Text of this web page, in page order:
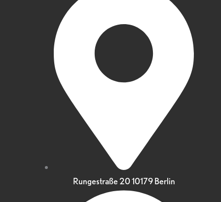
Rungestraße 20 10179 Berlin